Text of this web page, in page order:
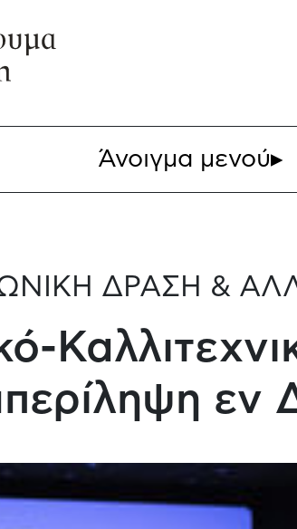
Άνοιγμα μενού▸
ΔΡΑΣΗ &
εν